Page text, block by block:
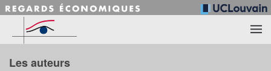
Accéder au contenu principal
Les auteurs